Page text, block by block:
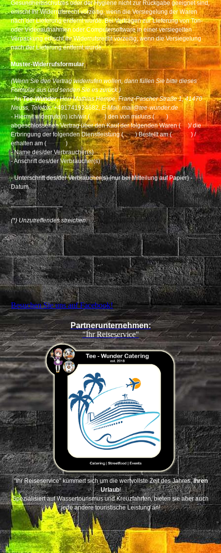
Gesundheitsschutzes oder der Hygiene nicht zur Rückgabe geeignet sind,
erlischt Ihr Widerrufsrecht vorzeitig, wenn die Versiegelung der Waren
nach der Lieferung entfernt wurde. Bei Verträgen zur Lieferung von Ton-
oder Videoaufnahmen oder Computersoftware in einer versiegelten
Verpackung erlischt Ihr Widerrufsrecht vorzeitig, wenn die Versiegelung
nach der Lieferung entfernt wurde.
Muster-Widerrufsformular
(Wenn Sie den Vertrag widerrufen wollen, dann füllen Sie bitte dieses
Formular aus und senden Sie es zurück.)
- AnTee-Wunder, Herr Mathias Hempe, Franz-Pascher Straße 1, 41470
Neuss, Telefon:+491741924682, E-Mail: mail@tee-wunder.de
- Hiermit widerrufe(n) ich/wir ( )den von mir/uns ( )
abgeschlossenen Vertrag über den Kauf der folgendenWaren ( )/ die
Erbringung der folgenden Dienstleistung ( )Bestellt am ( ) /
erhalten am ( )
- Name des/der Verbraucher(s)
- Anschrift des/der Verbraucher(s)
- Unterschrift des/der Verbraucher(s) (nur bei Mitteilung auf Papier) -
Datum
_______________
(*) Unzutreffendes streichen.
Besuchen Sie uns auf Facebook!
Partnerunternehmen:
"Ihr Reiseservice"
"Ihr Reiseservice" kümmert sich um die wertvollste Zeit des Jahres,Ihren
Urlaub!
Spezialisiert auf Wassertourismus und Kreuzfahrten, bieten sie aber auch
jede andere touristische Leistung an!